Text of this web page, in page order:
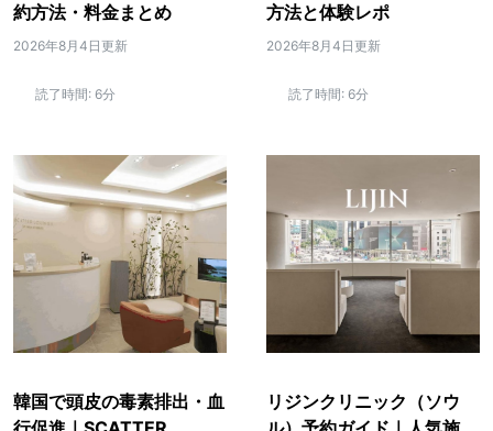
約方法・料金まとめ
2026年8月4日更新
読了時間: 6分
方法と体験レポ
2026年8月4日更新
読了時間: 6分
韓国で頭皮の毒素排出・血
リジンクリニック（ソウ